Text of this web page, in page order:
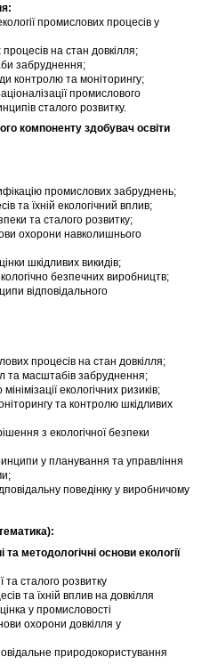
промислових процесів у
на стан довкілля;
забруднення;
контролю та моніторингу;
промислового
сталого розвитку.
компоненту здобувач освіти
промислових забруднень;
та їхній екологічний вплив;
та сталого розвитку;
охорони навколишнього
шкідливих викидів;
безпечних виробництв;
відповідального
процесів на стан довкілля;
та масштабів забруднення;
екологічних ризиків;
та контролю шкідливих
з екологічної безпеки
у планування та управління
поведінку у виробничому
методологічні основи екології
та сталого розвитку
та їхній вплив на довкілля
у промисловості
охорони довкілля у
природокористування